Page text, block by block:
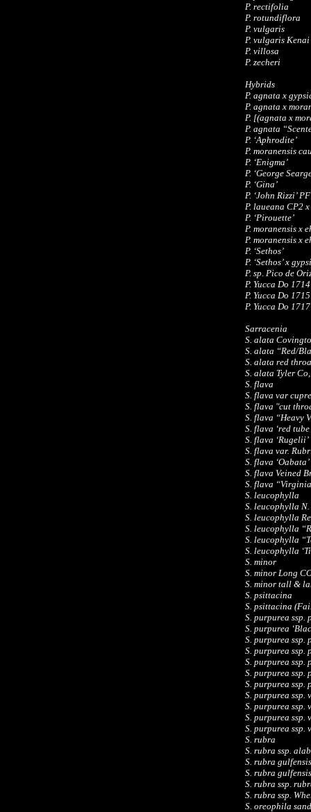
P. rectifolia
P. rotundiflora
P. vulgaris
P. vulgaris Kenai
P. villosa
P. zecheri
Hybrids
P. agnata x
P. agnata x
P. [(agnata x
P. agnata
P. ‘Aphrodite’
P. moranensis
P. ‘Enigma’
P. ‘George
P. ‘Gina’
P. ‘John Rizzi’ PF
P. laueana CP2
P. ‘Pirouette’
P. moranensis x
P. moranensis x
P. ‘Sethos’
P. ‘Sethos’ x
P. sp. Pico de
P. Yucca Do 1714
P. Yucca Do 1715
P. Yucca Do 1717
Sarracenia
S. alata
S. alata “Red/
S. alata red
S. alata Tyler
S. flava
S. flava var
S. flava "cut
S. flava “Heavy
S. flava ‘red
S. flava ‘Rugelii’
S. flava var.
S. flava
S. flava Veined
S. flava
S. leucophylla
S. leucophylla
S. leucophylla
S. leucophylla
S. leucophylla
S. leucophylla
S. minor
S. minor Long
S. minor tall &
S. psittacina
S. psittacina
S. purpurea ssp.
S. purpurea
S. purpurea ssp.
S. purpurea ssp.
S. purpurea ssp.
S. purpurea ssp.
S. purpurea ssp.
S. purpurea ssp.
S. purpurea ssp.
S. purpurea ssp.
S. purpurea ssp.
S. rubra
S. rubra ssp.
S. rubra gulfensis
S. rubra
S. rubra ssp.
S. rubra ssp.
S. oreophila